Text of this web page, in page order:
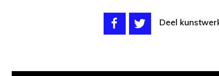
Deel